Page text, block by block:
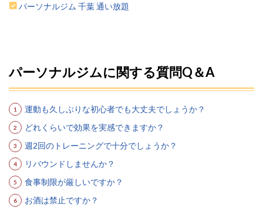
パーソナルジム 千葉 通い放題
パーソナルジムに関する質問Q＆A
運動も久しぶりな初心者でも大丈夫でしょうか？
どれくらいで効果を実感できますか？
週2回のトレーニングで十分でしょうか？
リバウンドしませんか？
食事制限が厳しいですか？
お酒は禁止ですか？